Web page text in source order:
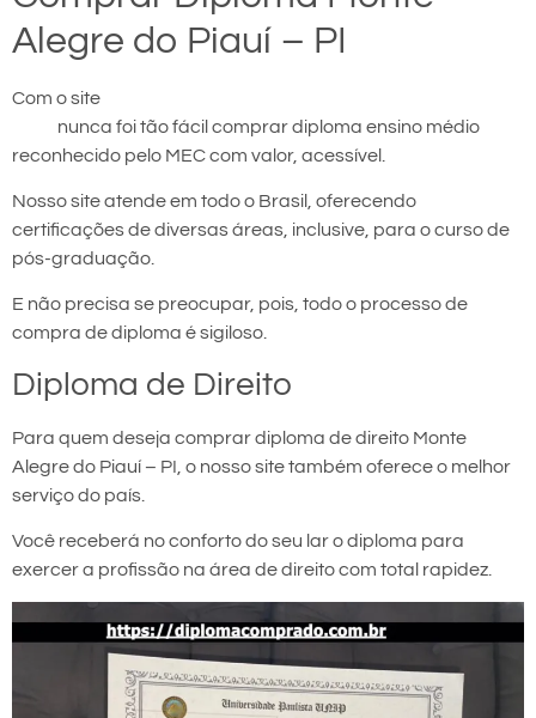
Alegre do Piauí – PI
Com o site
nunca foi tão fácil comprar diploma ensino médio
reconhecido pelo MEC com valor, acessível.
Nosso site atende em todo o Brasil, oferecendo
certificações de diversas áreas, inclusive, para o curso de
pós-graduação.
E não precisa se preocupar, pois, todo o processo de
compra de diploma é sigiloso.
Diploma de Direito
Para quem deseja comprar diploma de direito Monte
Alegre do Piauí – PI, o nosso site também oferece o melhor
serviço do país.
Você receberá no conforto do seu lar o diploma para
exercer a profissão na área de direito com total rapidez.